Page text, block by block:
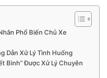
Phổ Biến Chủ Xe
Dẫn Xử Lý Tình Huống
Bình” Được Xử Lý Chuyên